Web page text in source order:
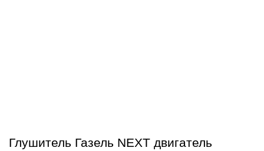
Глушитель Газель NEXT двигатель